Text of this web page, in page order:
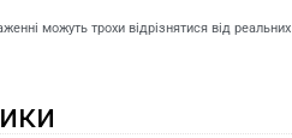
можуть трохи відрізнятися від реальних